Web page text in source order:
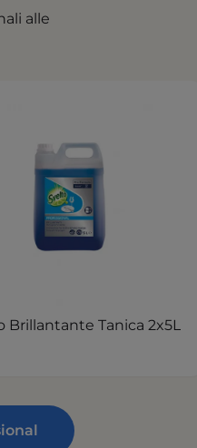
alle
Brillantante Tanica 2x5L